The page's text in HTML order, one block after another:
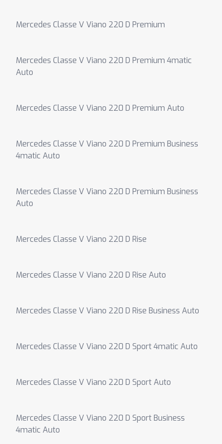
Mercedes Classe V Viano 220 D Premium
Mercedes Classe V Viano 220 D Premium 4matic
Auto
Mercedes Classe V Viano 220 D Premium Auto
Mercedes Classe V Viano 220 D Premium Business
4matic Auto
Mercedes Classe V Viano 220 D Premium Business
Auto
Mercedes Classe V Viano 220 D Rise
Mercedes Classe V Viano 220 D Rise Auto
Mercedes Classe V Viano 220 D Rise Business Auto
Mercedes Classe V Viano 220 D Sport 4matic Auto
Mercedes Classe V Viano 220 D Sport Auto
Mercedes Classe V Viano 220 D Sport Business
4matic Auto